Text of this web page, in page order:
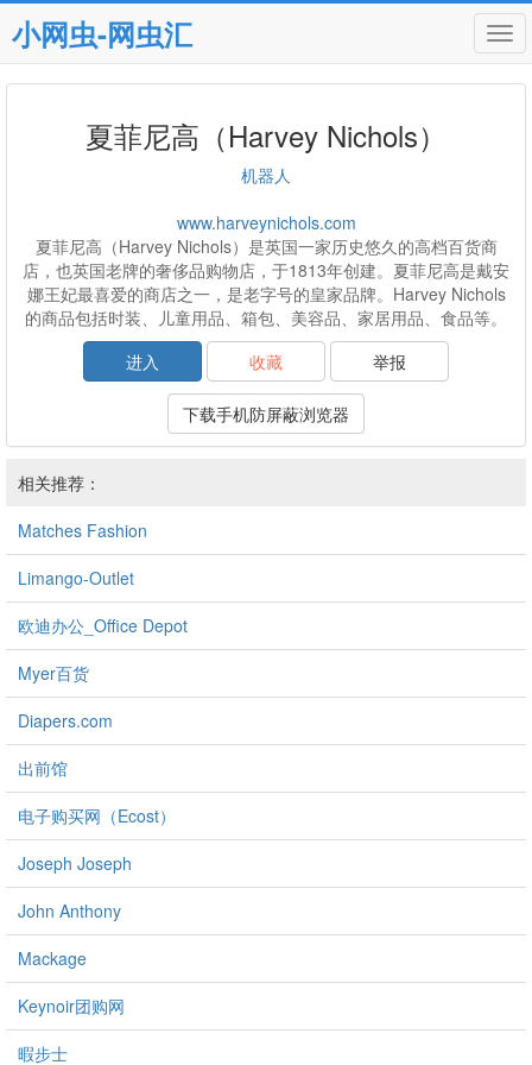
小网虫-网虫汇
夏菲尼高（Harvey Nichols）
机器人
www.harveynichols.com
夏菲尼高（Harvey Nichols）是英国一家历史悠久的高档百货商
店，也英国老牌的奢侈品购物店，于1813年创建。夏菲尼高是戴安
娜王妃最喜爱的商店之一，是老字号的皇家品牌。Harvey Nichols
的商品包括时装、儿童用品、箱包、美容品、家居用品、食品等。
进入
收藏 举报
下载手机防屏蔽浏览器
相关推荐：
Matches Fashion
Limango-Outlet
欧迪办公_Office Depot
Myer百货
Diapers.com
出前馆
电子购买网（Ecost）
Joseph Joseph
John Anthony
Mackage
Keynoir团购网
暇步士